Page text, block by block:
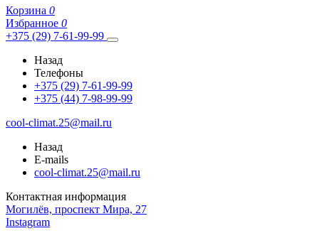
Корзина 0
Избранное 0
+375 (29) 7-61-99-99
Назад
Телефоны
+375 (29) 7-61-99-99
+375 (44) 7-98-99-99
cool-climat.25@mail.ru
Назад
E-mails
cool-climat.25@mail.ru
Контактная информация
Могилёв, проспект Мира, 27
Instagram